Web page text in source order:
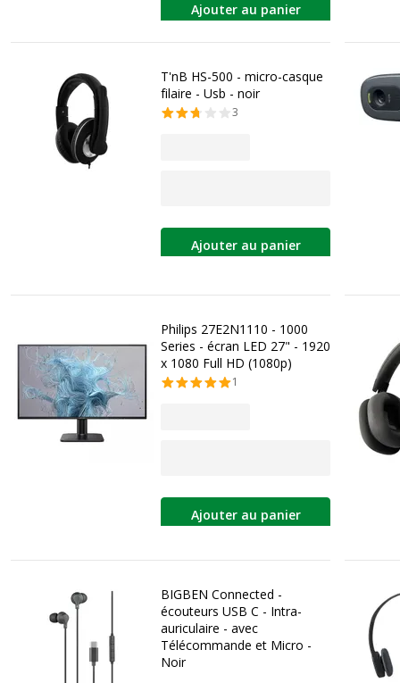
Ajouter au panier
T'nB HS-500 - micro-casque
filaire - Usb - noir
3
Ajouter au panier
Philips 27E2N1110 - 1000
Series - écran LED 27" - 1920
x 1080 Full HD (1080p)
1
Ajouter au panier
BIGBEN Connected -
écouteurs USB C - Intra-
auriculaire - avec
Télécommande et Micro -
Noir